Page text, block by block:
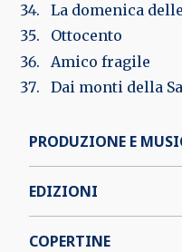
La domenica
Ottocento
Amico fragile
Dai monti della
PRODUZIONE E
EDIZIONI
COPERTINE